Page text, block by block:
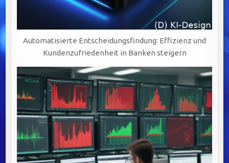
Automatisierte Entscheidungsfindung: Effizienz und
Kundenzufriedenheit in Banken steigern